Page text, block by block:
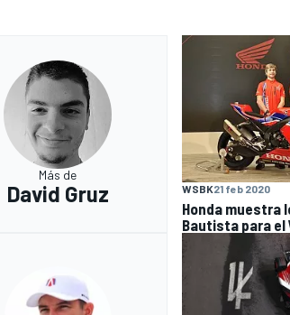
Más de
David Gruz WSBK21 feb 2020
Honda muestra
Bautista para el